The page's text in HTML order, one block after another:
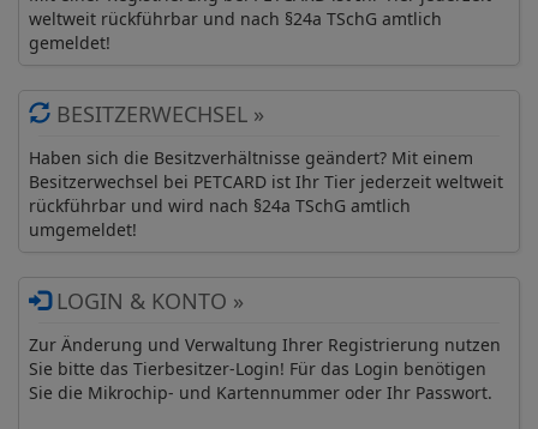
weltweit rückführbar und nach §24a TSchG amtlich
gemeldet!
BESITZERWECHSEL »
Haben sich die Besitzverhältnisse geändert? Mit einem
Besitzerwechsel bei PETCARD ist Ihr Tier jederzeit weltweit
rückführbar und wird nach §24a TSchG amtlich
umgemeldet!
LOGIN & KONTO »
Zur Änderung und Verwaltung Ihrer Registrierung nutzen
Sie bitte das Tierbesitzer-Login! Für das Login benötigen
Sie die Mikrochip- und Kartennummer oder Ihr Passwort.